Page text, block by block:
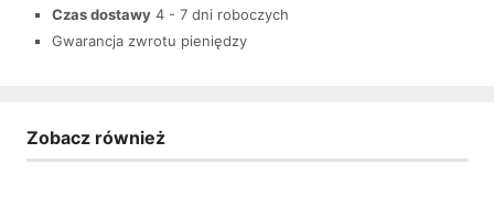
Czas dostawy 4 - 7 dni roboczych
Gwarancja zwrotu pieniędzy
Zobacz również